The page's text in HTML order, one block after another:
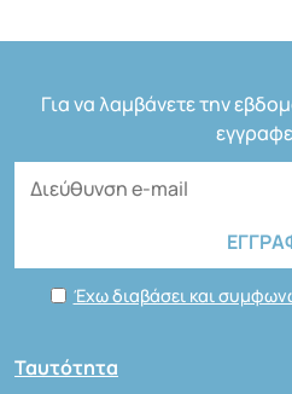
Για να λαμβάνετε την
Έχω διαβάσει και
Ταυτότητα